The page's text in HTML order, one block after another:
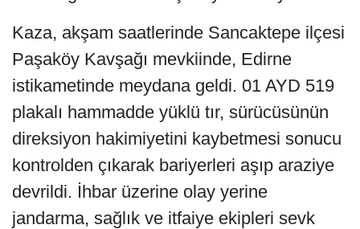
Kaza, akşam saatlerinde Sancaktepe ilçesi
Paşaköy Kavşağı mevkiinde, Edirne
istikametinde meydana geldi. 01 AYD 519
plakalı hammadde yüklü tır, sürücüsünün
direksiyon hakimiyetini kaybetmesi sonucu
kontrolden çıkarak bariyerleri aşıp araziye
devrildi. İhbar üzerine olay yerine
jandarma, sağlık ve itfaiye ekipleri sevk